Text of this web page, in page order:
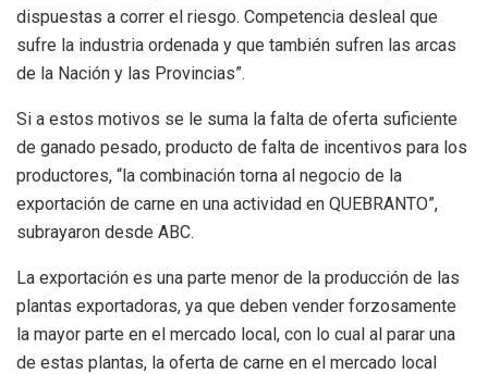
dispuestas a correr el riesgo. Competencia desleal que
sufre la industria ordenada y que también sufren las arcas
de la Nación y las Provincias”.
Si a estos motivos se le suma la falta de oferta suficiente
de ganado pesado, producto de falta de incentivos para los
productores, “la combinación torna al negocio de la
exportación de carne en una actividad en QUEBRANTO”,
subrayaron desde ABC.
La exportación es una parte menor de la producción de las
plantas exportadoras, ya que deben vender forzosamente
la mayor parte en el mercado local, con lo cual al parar una
de estas plantas, la oferta de carne en el mercado local